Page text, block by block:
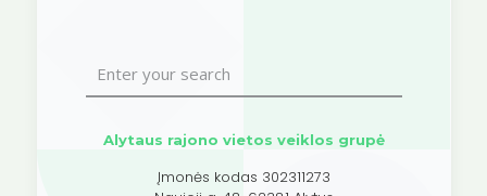
Alytaus rajono vietos veiklos grupė
Įmonės kodas 302311273